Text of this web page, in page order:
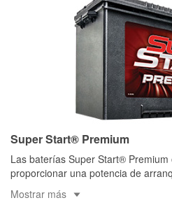
Super Start® Premium
Las baterías Super Start®
proporcionar una potencia de
Mostrar más